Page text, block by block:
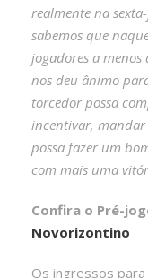
realmente na
sabemos que
jogadores a
nos deu ânimo
torcedor possa
incentivar, mandar
possa fazer um
com mais uma
Confira o Pré-
Novorizontino
Os ingressos